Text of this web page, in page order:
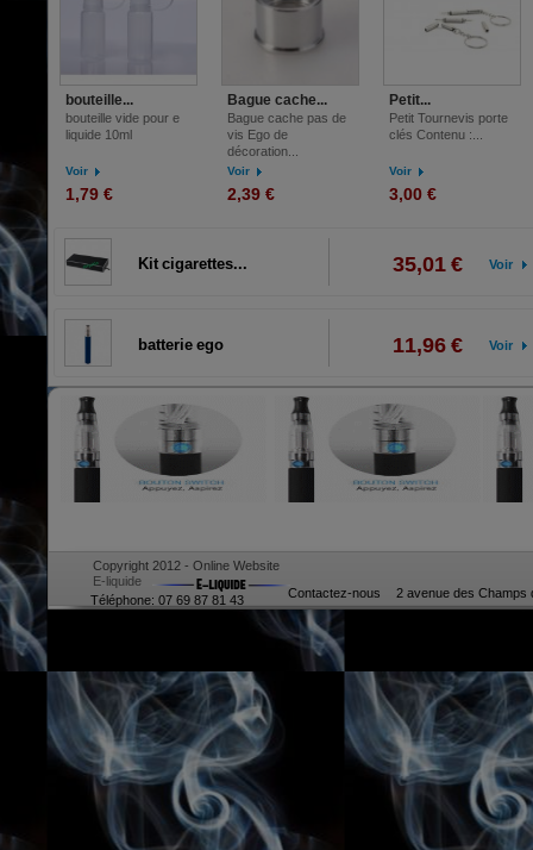
bouteille...
bouteille vide pour e
liquide 10ml
Voir
1,79 €
Bague cache...
Bague cache pas de
vis Ego de
décoration...
Voir
2,39 €
Petit...
Petit Tournevis porte
clés Contenu :...
Voir
3,00 €
Kit cigarettes... 35,01 € Voir
batterie ego 11,96 € Voir
Contactez-nous 2 avenue des Champs
Téléphone: 07 69 87 81 43
Copyright 2012 - Online Website
E-liquide